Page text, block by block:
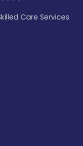
Care Services